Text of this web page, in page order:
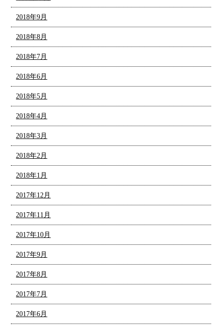
2018年9月
2018年8月
2018年7月
2018年6月
2018年5月
2018年4月
2018年3月
2018年2月
2018年1月
2017年12月
2017年11月
2017年10月
2017年9月
2017年8月
2017年7月
2017年6月